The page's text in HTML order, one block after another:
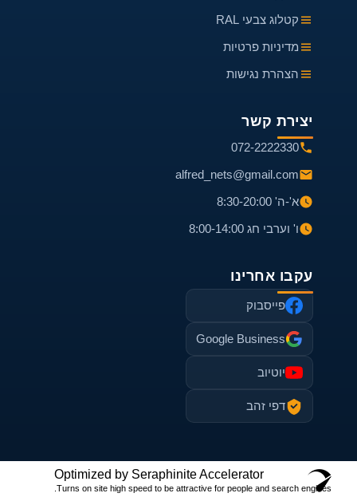
קטלוג צבעי RAL
מדיניות פרטיות
הצהרת נגישות
יצירת קשר
072-2222330
alfred_nets@gmail.com
א'-ה' 8:30-20:00
ו' וערבי חג 8:00-14:00
עקבו אחרינו
פייסבוק
Google Business
יוטיוב
דפי זהב
Optimized by Seraphinite Accelerator
Turns on site high speed to be attractive for people and search engines.